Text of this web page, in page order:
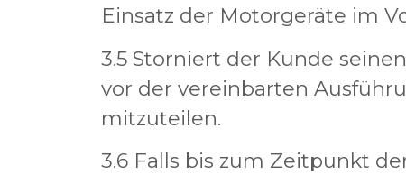
Einsatz der Motorgeräte im
3.5 Storniert der Kunde
vor der vereinbarten
mitzuteilen.
3.6 Falls bis zum Zeitpunkt